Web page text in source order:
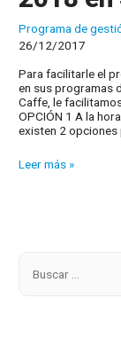
Programa de
26/12/2017
Para facilitarle el
en sus programas
Caffe, le
OPCIÓN 1 A la
existen 2 opciones
Tutorial
Pyme
Leer más »